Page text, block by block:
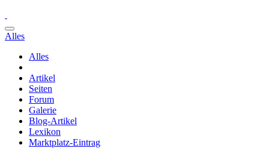
Alles
Alles
Artikel
Seiten
Forum
Galerie
Blog-Artikel
Lexikon
Marktplatz-Eintrag